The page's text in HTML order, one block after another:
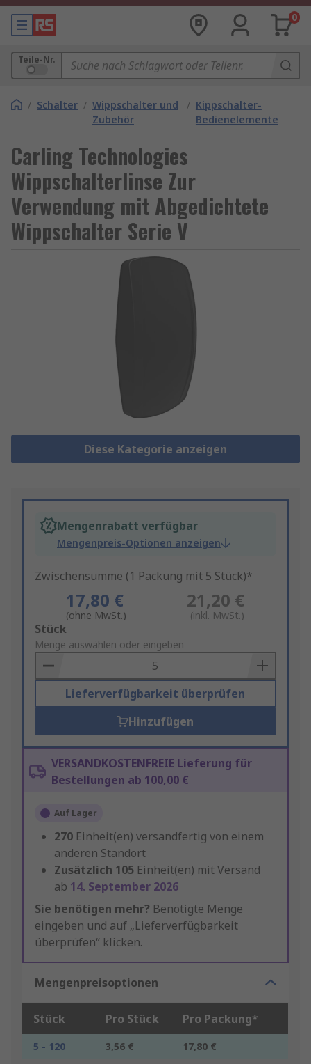
0
Teile-Nr.
/ Schalter / Wippschalter und
Zubehör
/ Kippschalter-
Bedienelemente
Carling Technologies
Wippschalterlinse Zur
Verwendung mit Abgedichtete
Wippschalter Serie V
Diese Kategorie anzeigen
Mengenrabatt verfügbar
Mengenpreis-Optionen anzeigen
Zwischensumme (1 Packung mit 5 Stück)*
17,80 €
(ohne MwSt.)
21,20 €
(inkl. MwSt.)
Add
to
Basket
Stück
Menge auswählen oder eingeben
Lieferverfügbarkeit überprüfen
Hinzufügen
VERSANDKOSTENFREIE Lieferung für
Bestellungen ab 100,00 €
Auf Lager
270 Einheit(en) versandfertig von einem
anderen Standort
Zusätzlich 105 Einheit(en) mit Versand
ab 14. September 2026
Sie benötigen mehr? Benötigte Menge
eingeben und auf „Lieferverfügbarkeit
überprüfen“ klicken.
Mengenpreisoptionen
Stück Pro Stück Pro Packung*
5 - 120 3,56 €
17,80 €